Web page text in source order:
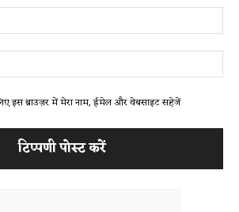
इस ब्राउज़र में मेरा नाम, ईमेल और वेबसाइट सहेजें